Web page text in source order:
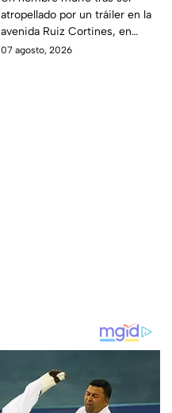
ATROP3LLADO por un
tráiler; así ocurrió la
trag3dia
atropellado por un tráiler en la
avenida Ruiz Cortines, en
Monterrey. Un video muestra
07 agosto, 2026